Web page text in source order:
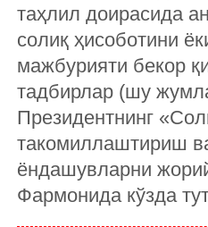
таҳлил доирасида
солиқ ҳисоботини
мажбурияти бекор
тадбирлар (шу
Президентнинг
такомиллаштириш
ёндашувларни
Фармонида кўзда